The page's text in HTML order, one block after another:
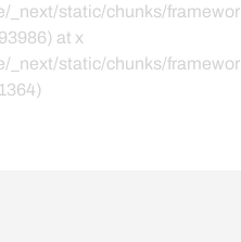
_next/static/chunks/
at x
_next/static/chunks/